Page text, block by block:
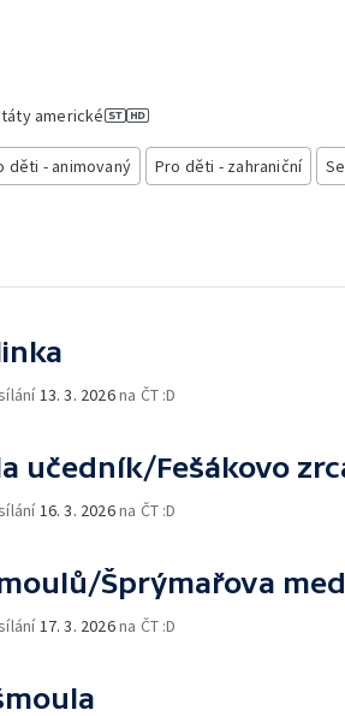
americké
děti - animovaný Pro děti - zahraniční
13. 3. 2026na ČT :D
učedník/Fešákovo
16. 3. 2026na ČT :D
Šprýmařova
17. 3. 2026na ČT :D